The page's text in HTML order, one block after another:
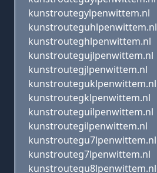
kunstroutegylpenwittem.nl
kunstrouteguhlpenwittem.nl
kunstrouteghlpenwittem.nl
kunstroutegujlpenwittem.nl
kunstroutegjlpenwittem.nl
kunstrouteguklpenwittem.nl
kunstroutegklpenwittem.nl
kunstrouteguilpenwittem.nl
kunstroutegilpenwittem.nl
kunstroutegu7lpenwittem.nl
kunstrouteg7lpenwittem.nl
kunstroutegu8lpenwittem.nl